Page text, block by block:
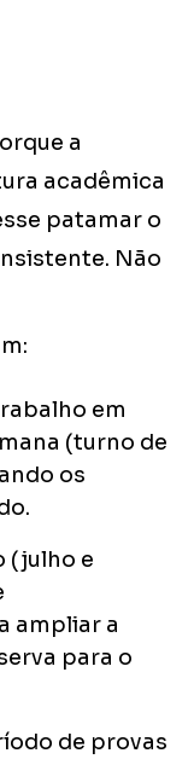
a
acadêmica
patamar o
Não
em
(turno de
os
(julho e
ampliar a
para o
de provas